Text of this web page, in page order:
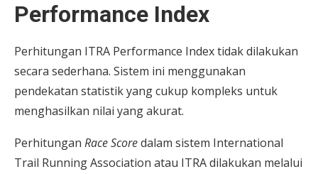
Performance Index
Perhitungan ITRA Performance Index tidak dilakukan
secara sederhana. Sistem ini menggunakan
pendekatan statistik yang cukup kompleks untuk
menghasilkan nilai yang akurat.
Perhitungan Race Scoredalam sistem International
Trail Running Association atau ITRA dilakukan melalui